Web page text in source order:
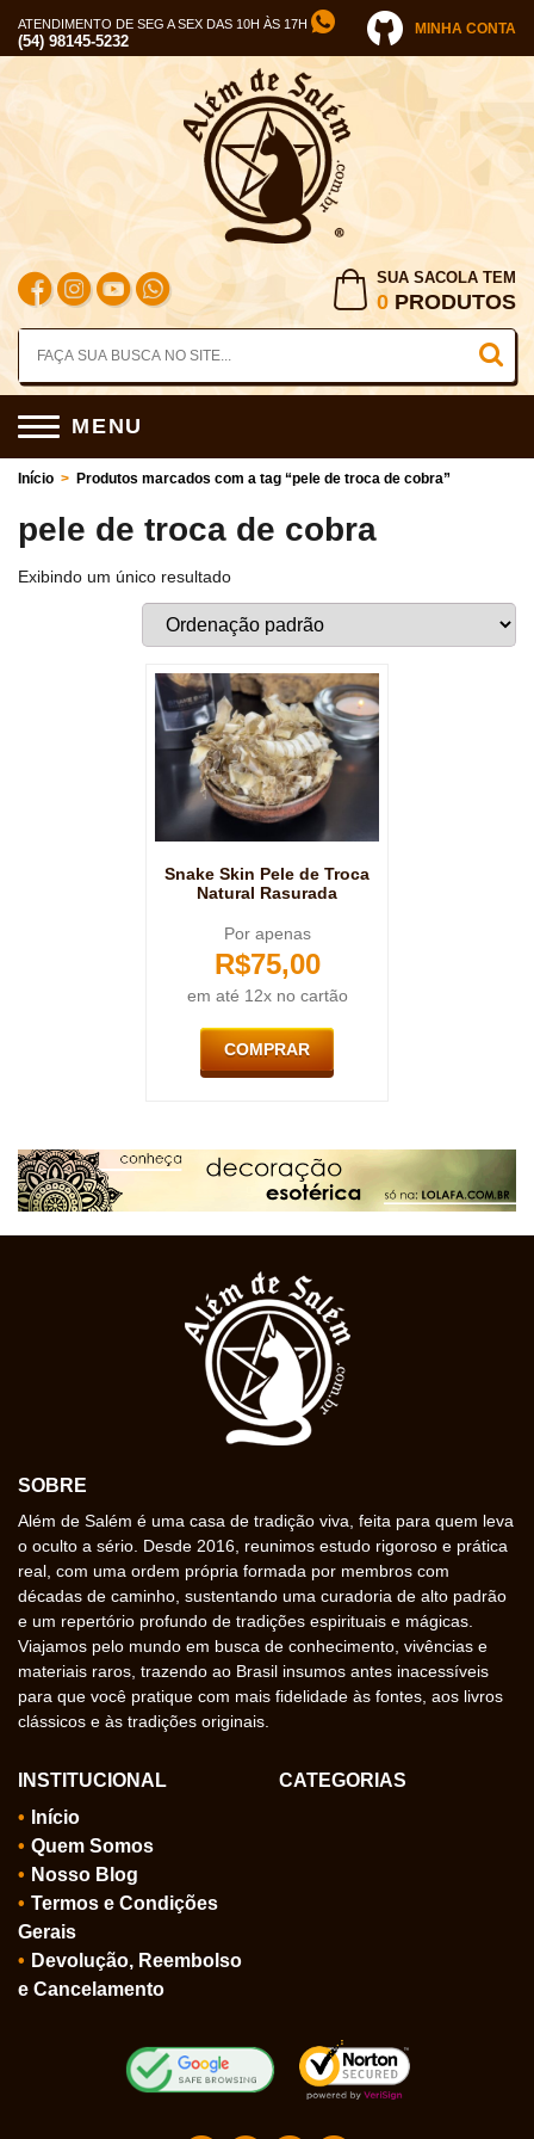
ATENDIMENTO DE SEG A SEX DAS 10H ÀS 17H
(54) 98145-5232
MINHA CONTA
SUA SACOLA TEM
0 PRODUTOS
MENU
Início > Produtos marcados com a tag “pele de troca de cobra”
pele de troca de cobra
Exibindo um único resultado
Snake Skin Pele de Troca
Natural Rasurada
Por apenas
R$75,00
em até 12x no cartão
COMPRAR
SOBRE
Além de Salém é uma casa de tradição viva, feita para quem leva
o oculto a sério. Desde 2016, reunimos estudo rigoroso e prática
real, com uma ordem própria formada por membros com
décadas de caminho, sustentando uma curadoria de alto padrão
e um repertório profundo de tradições espirituais e mágicas.
Viajamos pelo mundo em busca de conhecimento, vivências e
materiais raros, trazendo ao Brasil insumos antes inacessíveis
para que você pratique com mais fidelidade às fontes, aos livros
clássicos e às tradições originais.
INSTITUCIONAL
Início
Quem Somos
Nosso Blog
Termos e Condições
Gerais
Devolução, Reembolso
e Cancelamento
CATEGORIAS